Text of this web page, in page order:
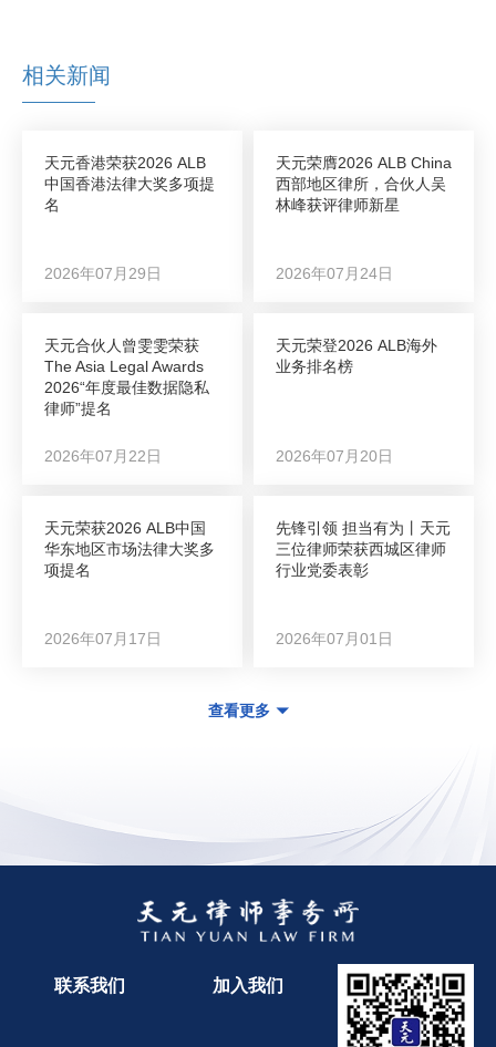
相关新闻
天元香港荣获2026 ALB
中国香港法律大奖多项提
名
2026年07月29日
天元荣膺2026 ALB China
西部地区律所，合伙人吴
林峰获评律师新星
2026年07月24日
天元合伙人曾雯雯荣获
The Asia Legal Awards
2026“年度最佳数据隐私
律师”提名
2026年07月22日
天元荣登2026 ALB海外
业务排名榜
2026年07月20日
天元荣获2026 ALB中国
华东地区市场法律大奖多
项提名
2026年07月17日
先锋引领 担当有为丨天元
三位律师荣获西城区律师
行业党委表彰
2026年07月01日
查看更多
联系我们 加入我们